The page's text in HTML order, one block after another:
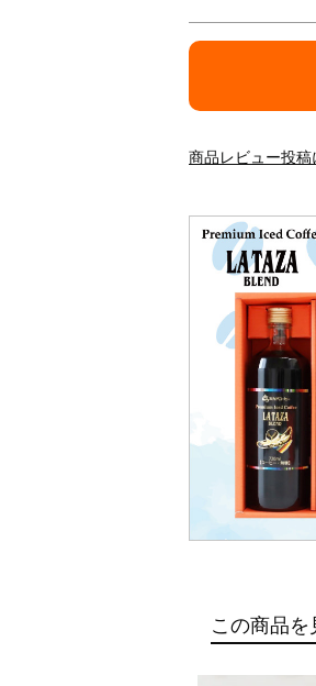
商品レビュー投
この商品